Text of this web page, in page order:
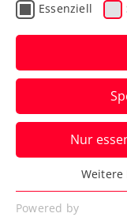
Cup
Im zweiten
seinem
Verfasst von:
Essenziell
Nur
Essenziell
Essenzielle
Powered by